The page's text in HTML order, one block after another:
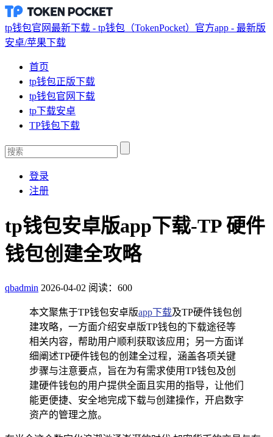
tp钱包官网最新下载 - tp钱包（TokenPocket）官方app - 最新版
安卓/苹果下载
首页
tp钱包正版下载
tp钱包官网下载
tp下载安卓
TP钱包下载
登录
注册
tp钱包安卓版app下载-TP 硬件
钱包创建全攻略
qbadmin 2026-04-02 阅读：600
本文聚焦于TP钱包安卓版app下载及TP硬件钱包创
建攻略，一方面介绍安卓版TP钱包的下载途径等
相关内容，帮助用户顺利获取该应用；另一方面详
细阐述TP硬件钱包的创建全过程，涵盖各项关键
步骤与注意要点，旨在为有需求使用TP钱包及创
建硬件钱包的用户提供全面且实用的指导，让他们
能更便捷、安全地完成下载与创建操作，开启数字
资产的管理之旅。